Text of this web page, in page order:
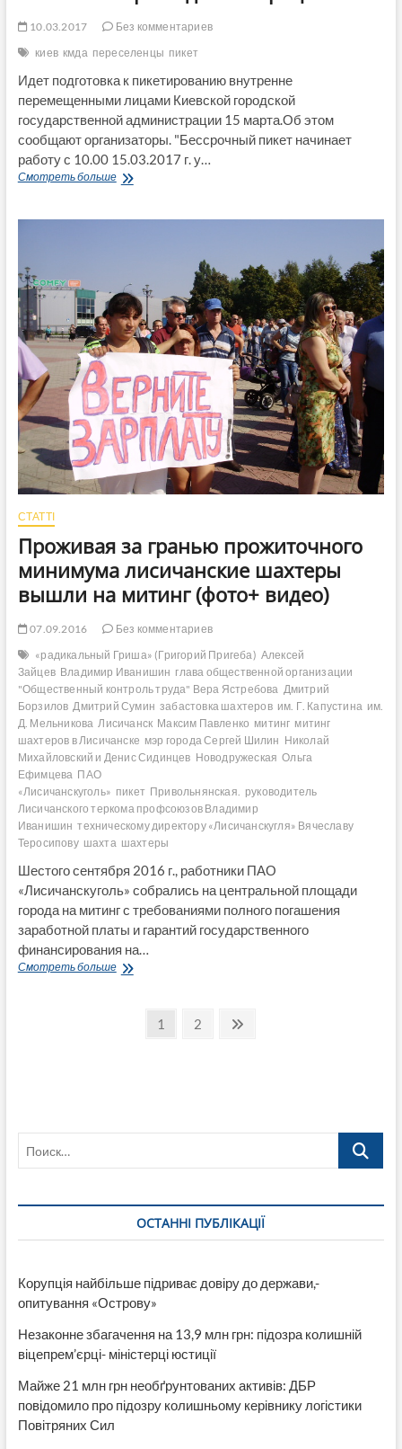
10.03.2017
Без комментариев
киев кмда переселенцы пикет
Идет подготовка к пикетированию внутренне
перемещенными лицами Киевской городской
государственной администрации 15 марта.Об этом
сообщают организаторы. "Бессрочный пикет начинает
работу с 10.00 15.03.2017 г. у…
Смотреть большеПереселенцы
пикетирование
Киевской
горгосадминистрации
СТАТТІ
Проживая за гранью прожиточного
минимума лисичанские шахтеры
вышли на митинг (фото+ видео)
07.09.2016
Без комментариев
«радикальный Гриша» (Григорий Пригеба) Алексей
Зайцев Владимир Иванишин глава общественной организации
"Общественный контроль труда" Вера Ястребова Дмитрий
Борзилов Дмитрий Сумин забастовка шахтеров им. Г. Капустина им.
Д. Мельникова Лисичанск Максим Павленко митинг митинг
шахтеров в Лисичанске мэр города Сергей Шилин Николай
Михайловский и Денис Сидинцев Новодружеская Ольга
Ефимцева ПАО
«Лисичанскуголь» пикет Привольнянская. руководитель
Лисичанского теркома профсоюзов Владимир
Иванишин техническому директору «Лисичанскугля» Вячеславу
Теросипову шахта шахтеры
Шестого сентября 2016 г., работники ПАО
«Лисичанскуголь» собрались на центральной площади
города на митинг с требованиями полного погашения
заработной платы и гарантий государственного
финансирования на…
Смотреть большеПроживая
минимумаСтраница
1 Страница
2
Поиск…
ОСТАННІ ПУБЛІКАЦІЇ
Корупція найбільше підриває довіру до держави,-
опитування «Острову»
Незаконне збагачення на 13,9 млн грн: підозра колишній
віцепрем’єрці- міністерці юстиції
Майже 21 млн грн необґрунтованих активів: ДБР
повідомило про підозру колишньому керівнику логістики
Повітряних Сил